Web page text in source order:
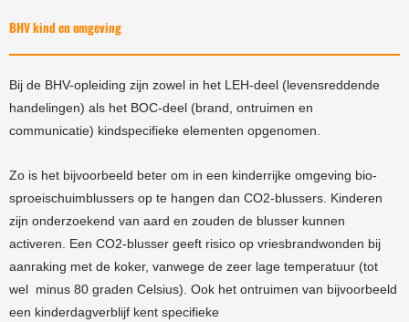
BHV kind en omgeving
Bij de BHV-opleiding zijn zowel in het LEH-deel (levensreddende
handelingen) als het BOC-deel (brand, ontruimen en
communicatie) kindspecifieke elementen opgenomen.
Zo is het bijvoorbeeld beter om in een kinderrijke omgeving bio-
sproeischuimblussers op te hangen dan CO2-blussers. Kinderen
zijn onderzoekend van aard en zouden de blusser kunnen
activeren. Een CO2-blusser geeft risico op vriesbrandwonden bij
aanraking met de koker, vanwege de zeer lage temperatuur (tot
wel minus 80 graden Celsius). Ook het ontruimen van bijvoorbeeld
een kinderdagverblijf kent specifieke